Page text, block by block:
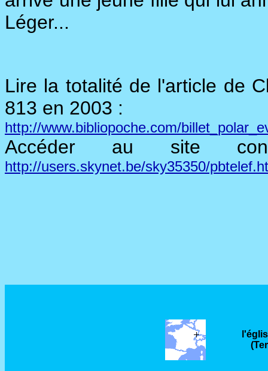
Léger...
Lire la totalité de l'article de
813 en 2003 :
http://www.bibliopoche.com/
Accéder au site
http://users.skynet.be/sky35350/